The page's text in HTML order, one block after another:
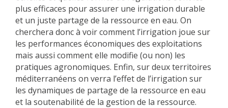
plus efficaces pour assurer une irrigation durable
et un juste partage de la ressource en eau. On
cherchera donc à voir comment l’irrigation joue sur
les performances économiques des exploitations
mais aussi comment elle modifie (ou non) les
pratiques agronomiques. Enfin, sur deux territoires
méditerranéens on verra l’effet de l’irrigation sur
les dynamiques de partage de la ressource en eau
et la soutenabilité de la gestion de la ressource.